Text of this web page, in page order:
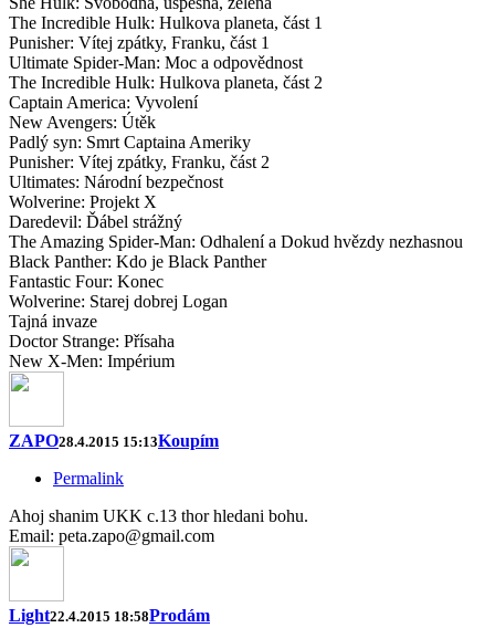
The Incredible Hulk: Hulkova planeta, část 1
Punisher: Vítej zpátky, Franku, část 1
Ultimate Spider-Man: Moc a odpovědnost
The Incredible Hulk: Hulkova planeta, část 2
Captain America: Vyvolení
New Avengers: Útěk
Padlý syn: Smrt Captaina Ameriky
Punisher: Vítej zpátky, Franku, část 2
Ultimates: Národní bezpečnost
Wolverine: Projekt X
Daredevil: Ďábel strážný
The Amazing Spider-Man: Odhalení a Dokud hvězdy nezhasnou
Black Panther: Kdo je Black Panther
Fantastic Four: Konec
Wolverine: Starej dobrej Logan
Tajná invaze
Doctor Strange: Přísaha
New X-Men: Impérium
ZAPO28.4.2015 15:13Koupím
Permalink
Ahoj shanim UKK c.13 thor hledani bohu.
Email: peta.zapo@gmail.com
Light22.4.2015 18:58Prodám